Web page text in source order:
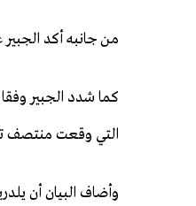
من جانبه أكد الجبير
كما شدد الجبير وفقا
التي وقعت منتصف
وأضاف البيان أن